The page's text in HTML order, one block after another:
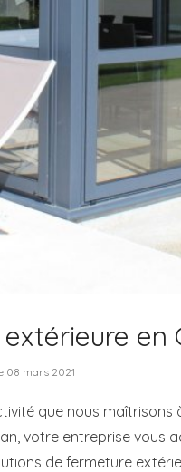
en
08 mars 2021
que nous maîtrisons
votre entreprise vous
de fermeture